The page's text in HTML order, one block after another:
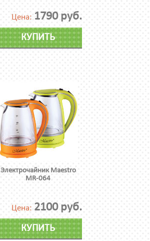
Цена: 1790 руб.
КУПИТЬ
Электрочайник Maestro
MR-064
Цена: 2100 руб.
КУПИТЬ